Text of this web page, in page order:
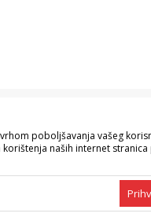
kompletne i bez
možete provjeriti pozivom
poboljšavanja vašeg
naših internet stranica